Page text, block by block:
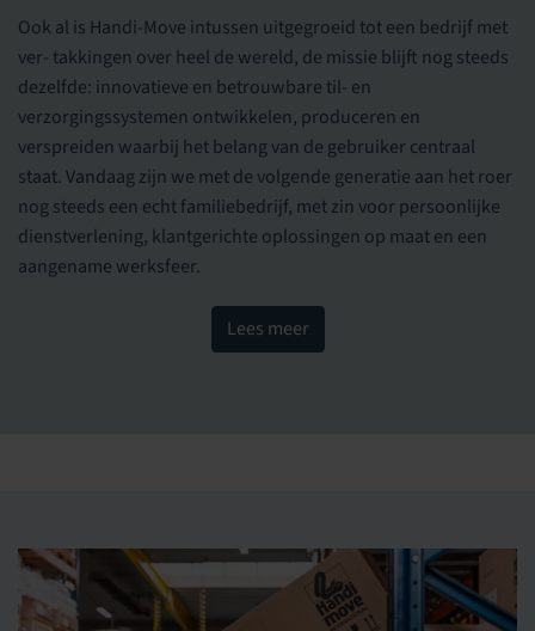
Ook al is Handi-Move intussen uitgegroeid tot een bedrijf met
ver- takkingen over heel de wereld, de missie blijft nog steeds
dezelfde: innovatieve en betrouwbare til- en
verzorgingssystemen ontwikkelen, produceren en
verspreiden waarbij het belang van de gebruiker centraal
staat. Vandaag zijn we met de volgende generatie aan het roer
nog steeds een echt familiebedrijf, met zin voor persoonlijke
dienstverlening, klantgerichte oplossingen op maat en een
aangename werksfeer.
Lees meer